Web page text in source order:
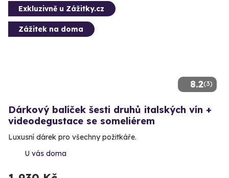
8.2(3)
Exkluzivně u Zážitky.cz
Zážitek na doma
Dárkový balíček šesti druhů italských vín +
videodegustace se someliérem
Luxusní dárek pro všechny požitkáře.
U vás doma